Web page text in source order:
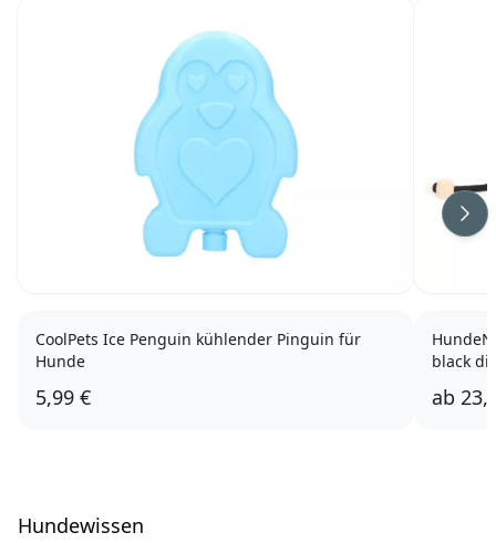
CoolPets Ice Penguin kühlender Pinguin für
Hunde
5,99 €
black
ab
Hundewissen